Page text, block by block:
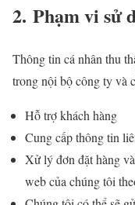
2. Phạm vi sử
Thông tin cá nhân thu
trong nội bộ công ty và
Hỗ trợ khách hàng
Cung cấp thông tin
Xử lý đơn đặt hàng
web của chúng tôi